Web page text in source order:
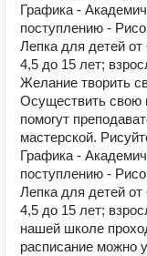
Графика -
поступлению -
Лепка для детей
4,5 до 15 лет;
Желание творить
Осуществить свою
помогут
мастерской.
Графика -
поступлению -
Лепка для детей
4,5 до 15 лет;
нашей школе
расписание можно